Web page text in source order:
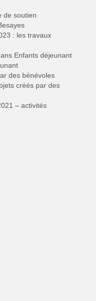
de soutien
: les travaux
Enfants déjeunant
des bénévoles
créés par des
– activités